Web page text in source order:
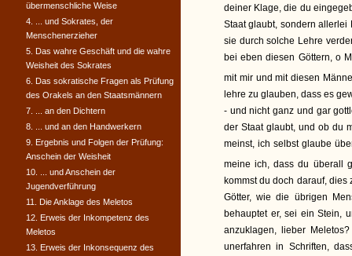
deiner Klage, die du
Staat glaubt, sondern allerlei
sie durch solche Lehre
bei eben diesen Göttern, o
mit mir und mit diesen
lehre zu glauben, dass es
- und nicht ganz und gar
der Staat glaubt, und ob du
meinst, ich selbst glaube
meine ich, dass du überall
kommst du doch darauf,
Götter, wie die übrigen
behauptet er, sei ein Stein,
anzuklagen, lieber
unerfahren in Schriften,
übermenschliche Weise
4. ... und Sokrates, der
Menschenerzieher
5. Das wahre Geschäft und die wahre
Weisheit des Sokrates
6. Das sokratische Fragen als Prüfung
des Orakels an den Staatsmännern
7. ... an den Dichtern
8. ... und an den Handwerkern
9. Ergebnis und Folgen der Prüfung:
Anschein der Weisheit
10. ... und Anschein der
Jugendverführung
11. Die Anklage des Meletos
12. Erweis der Inkompetenz des
Meletos
13. Erweis der Inkonsequenz des